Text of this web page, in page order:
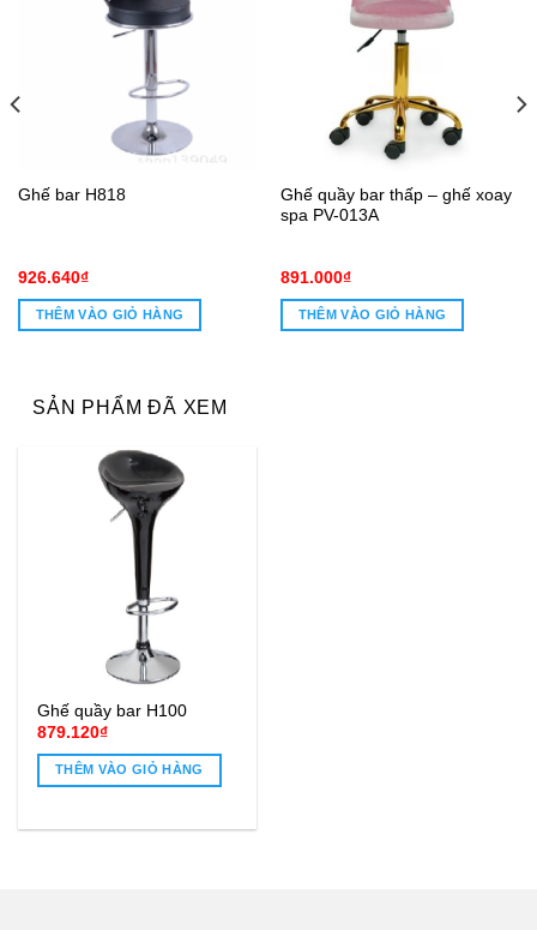
Ghế bar H818
926.640₫
THÊM VÀO GIỎ HÀNG
Ghế quầy bar thấp – ghế xoay
spa PV-013A
891.000₫
THÊM VÀO GIỎ HÀNG
SẢN PHẨM ĐÃ XEM
Ghế quầy bar H100
879.120₫
THÊM VÀO GIỎ HÀNG